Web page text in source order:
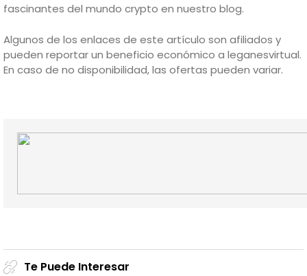
fascinantes del mundo crypto en nuestro blog.
Algunos de los enlaces de este artículo son afiliados y
pueden reportar un beneficio económico a leganesvirtual.
En caso de no disponibilidad, las ofertas pueden variar.
Te Puede Interesar